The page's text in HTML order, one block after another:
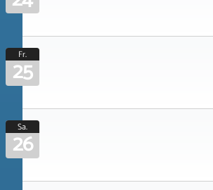
Fr.
25
Sa.
26